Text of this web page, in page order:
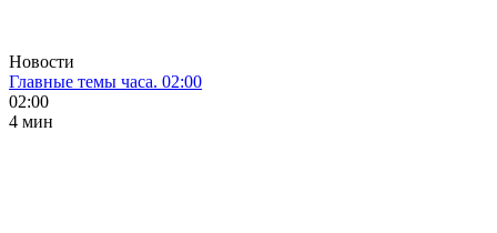
Новости
Главные темы часа. 02:00
02:00
4 мин